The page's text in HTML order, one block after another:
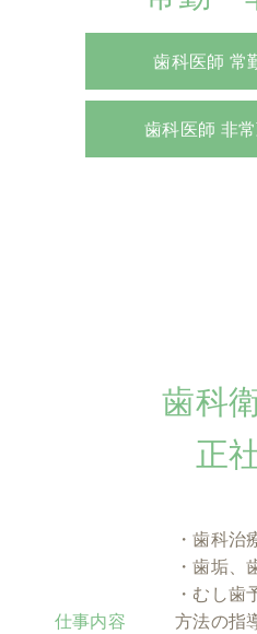
歯科医師 常
歯科医師 非
歯科
正
仕事内容
・歯科
・歯垢、
・むし
方法の指